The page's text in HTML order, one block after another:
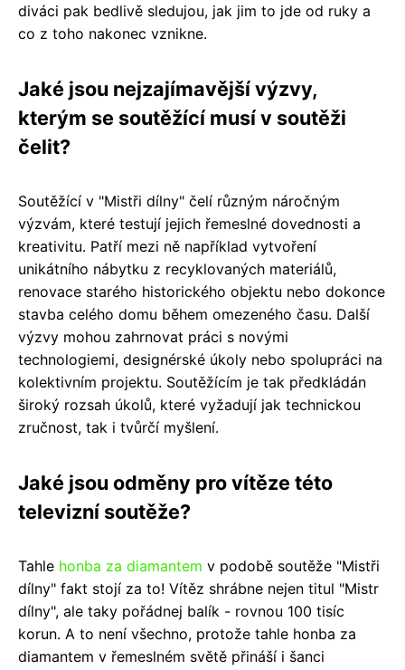
diváci pak bedlivě sledujou, jak jim to jde od ruky a
co z toho nakonec vznikne.
Jaké jsou nejzajímavější výzvy,
kterým se soutěžící musí v soutěži
čelit?
Soutěžící v "Mistři dílny" čelí různým náročným
výzvám, které testují jejich řemeslné dovednosti a
kreativitu. Patří mezi ně například vytvoření
unikátního nábytku z recyklovaných materiálů,
renovace starého historického objektu nebo dokonce
stavba celého domu během omezeného času. Další
výzvy mohou zahrnovat práci s novými
technologiemi, designérské úkoly nebo spolupráci na
kolektivním projektu. Soutěžícím je tak předkládán
široký rozsah úkolů, které vyžadují jak technickou
zručnost, tak i tvůrčí myšlení.
Jaké jsou odměny pro vítěze této
televizní soutěže?
Tahle honba za diamantem v podobě soutěže "Mistři
dílny" fakt stojí za to! Vítěz shrábne nejen titul "Mistr
dílny", ale taky pořádnej balík - rovnou 100 tisíc
korun. A to není všechno, protože tahle honba za
diamantem v řemeslném světě přináší i šanci